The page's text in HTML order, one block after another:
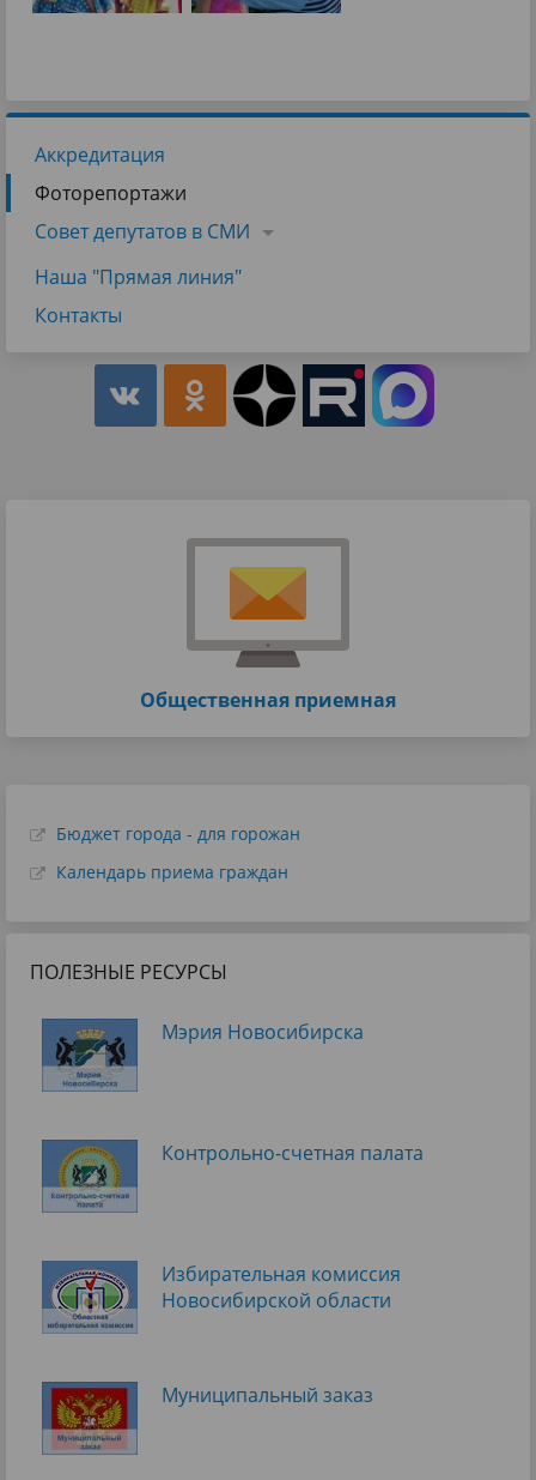
Аккредитация
Фоторепортажи
Совет депутатов в СМИ
Наша "Прямая линия"
Контакты
Общественная приемная
Бюджет города - для горожан
Календарь приема граждан
ПОЛЕЗНЫЕ РЕСУРСЫ
Мэрия Новосибирска
Контрольно-счетная палата
Избирательная комиссия
Новосибирской области
Муниципальный заказ